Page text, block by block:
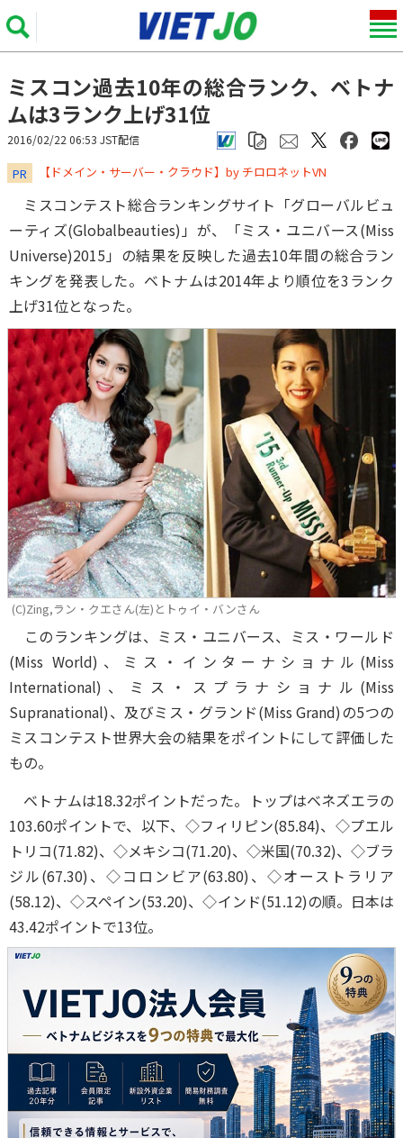
ミスコン過去10年の総合ランク、ベトナ
ムは3ランク上げ31位
2016/02/22 06:53 JST配信
PR ​​​​​​​【ドメイン・サーバー・クラウド】by チロロネットVN
ミスコンテスト総合ランキングサイト「グローバルビュ
ーティズ(Globalbeauties)」が、「ミス・ユニバース(Miss
Universe)2015」の結果を反映した過去10年間の総合ラン
キングを発表した。ベトナムは2014年より順位を3ランク
上げ31位となった。
(C)Zing,ラン・クエさん(左)とトゥイ・バンさん
このランキングは、ミス・ユニバース、ミス・ワールド
(Miss World)、ミス・インターナショナル(Miss
International)、ミス・スプラナショナル(Miss
Supranational)、及びミス・グランド(Miss Grand)の5つの
ミスコンテスト世界大会の結果をポイントにして評価した
もの。
ベトナムは18.32ポイントだった。トップはベネズエラの
103.60ポイントで、以下、◇フィリピン(85.84)、◇プエル
トリコ(71.82)、◇メキシコ(71.20)、◇米国(70.32)、◇ブラ
ジル(67.30)、◇コロンビア(63.80)、◇オーストラリア
(58.12)、◇スペイン(53.20)、◇インド(51.12)の順。日本は
43.42ポイントで13位。